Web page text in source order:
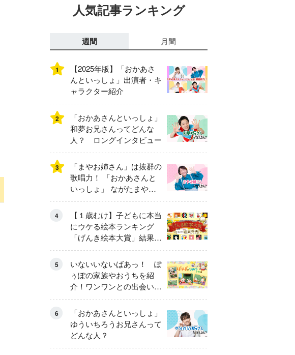
人気記事ランキング
週間 月間
1
【2025年版】「おかあさ
んといっしょ」出演者・キ
ャラクター紹介
2
「おかあさんといっしょ」
和夢お兄さんってどんな
人？ ロングインタビュー
3
「まやお姉さん」は抜群の
歌唱力！ 「おかあさんと
いっしょ」 ながたまやさ
んってどんな人？
4
【１歳むけ】子どもに本当
にウケる絵本ランキング
「げんき絵本大賞」結果発
表
5
いないいないばあっ！ ぽ
ぅぽの家族やおうちを紹
介！ワンワンとの出会いの
瞬間も
6
「おかあさんといっしょ」
ゆういちろうお兄さんって
どんな人？